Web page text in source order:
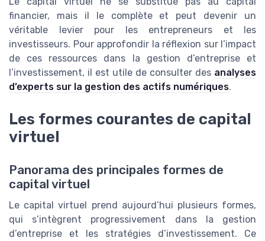
financier, mais il le complète et peut devenir un
véritable levier pour les entrepreneurs et les
investisseurs. Pour approfondir la réflexion sur l’impact
de ces ressources dans la gestion d’entreprise et
l’investissement, il est utile de consulter des analyses
d’experts sur la gestion des actifs numériques.
Les formes courantes de capital
virtuel
Panorama des principales formes de
capital virtuel
Le capital virtuel prend aujourd’hui plusieurs formes,
qui s’intègrent progressivement dans la gestion
d’entreprise et les stratégies d’investissement. Ce